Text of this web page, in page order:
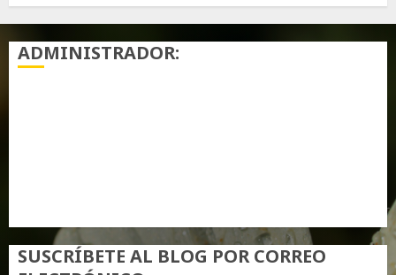
ADMINISTRADOR:
SUSCRÍBETE AL BLOG POR CORREO